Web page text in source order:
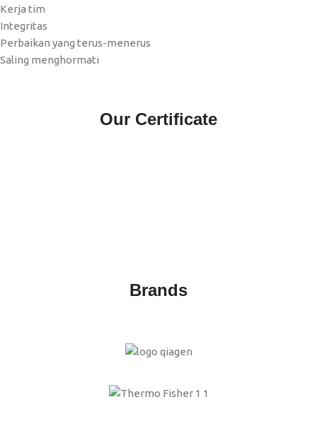
Kerja tim
Integritas
Perbaikan yang terus-menerus
Saling menghormati
Our Certificate
Brands